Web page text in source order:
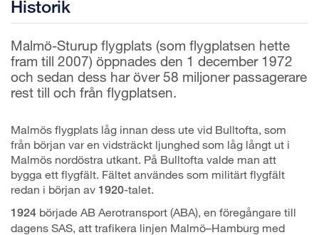
Historik
Malmö-Sturup flygplats (som flygplatsen hette
fram till 2007) öppnades den 1 december 1972
och sedan dess har över 58 miljoner passagerare
rest till och från flygplatsen.
Malmös flygplats låg innan dess ute vid Bulltofta, som
från början var en vidsträckt ljunghed som låg långt ut i
Malmös nordöstra utkant. På Bulltofta valde man att
bygga ett flygfält. Fältet användes som militärt flygfält
redan i början av 1920-talet.
1924 började AB Aerotransport (ABA), en föregångare till
dagens SAS, att trafikera linjen Malmö–Hamburg med